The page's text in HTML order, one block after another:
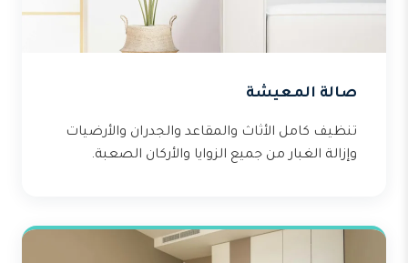
صالة المعيشة
تنظيف كامل الأثاث والمقاعد والجدران والأرضيات
وإزالة الغبار من جميع الزوايا والأركان الصعبة.